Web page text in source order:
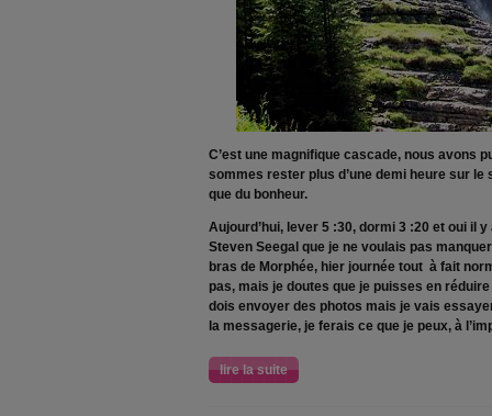
C’est une magnifique cascade, nous avons
sommes rester plus d’une demi heure sur
que du bonheur.
Aujourd’hui, lever 5 :30, dormi 3 :20 et oui il
Steven Seegal que je ne voulais pas
bras de Morphée, hier journée tout à fait
pas, mais je doutes que je puisses en
dois envoyer des photos mais je vais
la messagerie, je ferais ce que je peux, à
lire la suite